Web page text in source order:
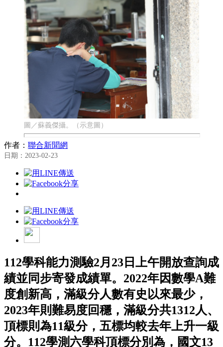
圖／蘇義傑攝。（示意圖）
作者： 聯合新聞網
日期：2023-02-23
112學科能力測驗2月23日上午開放查詢成
績並同步寄發成績單。2022年因數學A難
度創新高，滿級分人數有史以來最少，
2023年則難易度回穩，滿級分共1312人、
頂標則為11級分，五標均較去年上升一級
分。112學測六學科頂標分別為，國文13